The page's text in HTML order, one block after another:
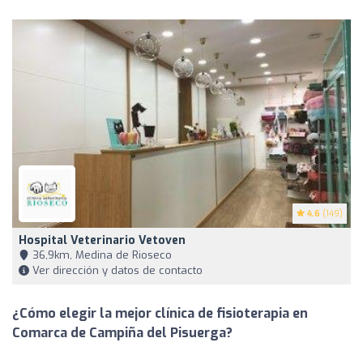
4.6 (149)
Hospital Veterinario Vetoven
36,9km, Medina de Rioseco
Ver dirección y datos de contacto
¿Cómo elegir la mejor clínica de fisioterapia en
Comarca de Campiña del Pisuerga?